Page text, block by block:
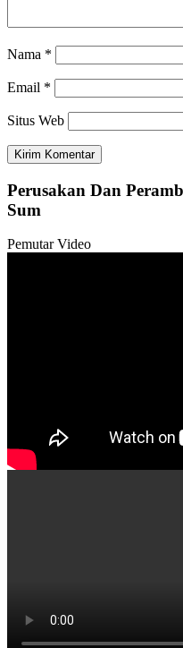
Nama *
Email *
Situs Web
Perusakan Dan
Sum
Pemutar Video